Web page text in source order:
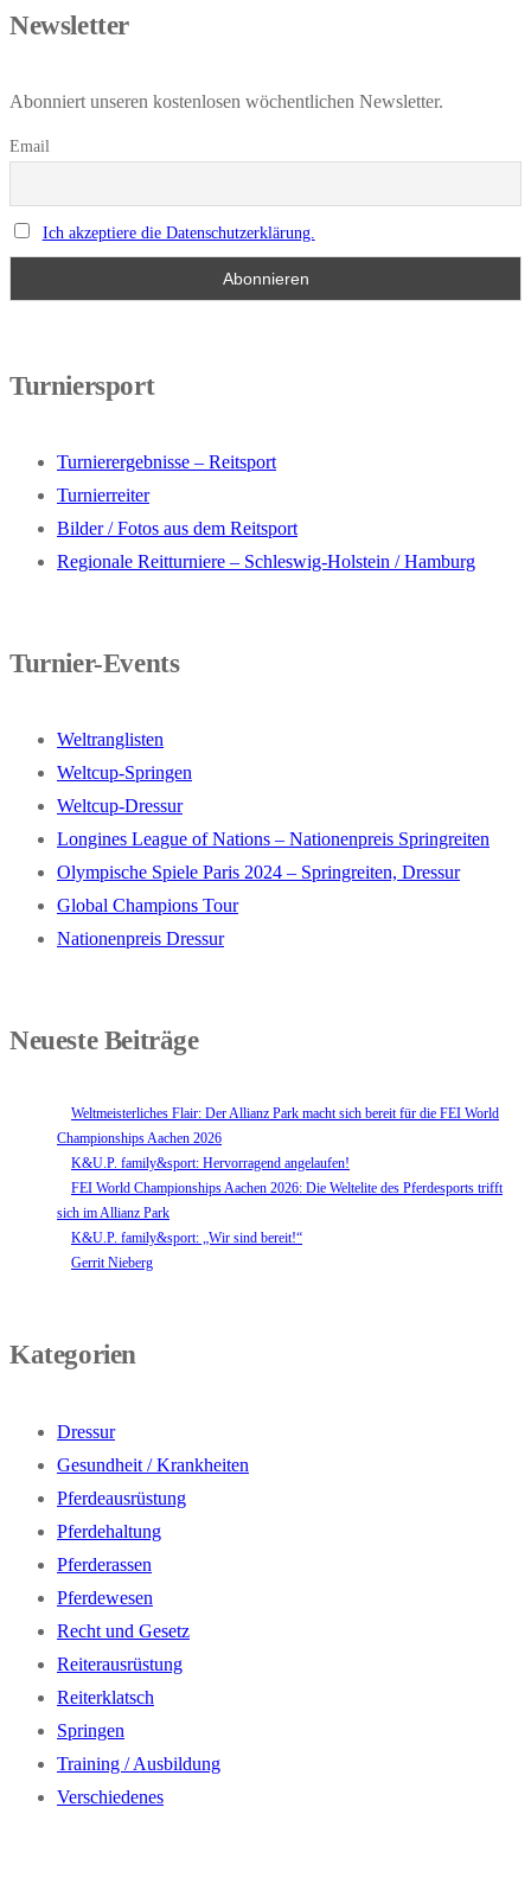
Newsletter
Abonniert unseren kostenlosen wöchentlichen Newsletter.
Email
Ich akzeptiere die Datenschutzerklärung.
Turniersport
Turnierergebnisse – Reitsport
Turnierreiter
Bilder / Fotos aus dem Reitsport
Regionale Reitturniere – Schleswig-Holstein / Hamburg
Turnier-Events
Weltranglisten
Weltcup-Springen
Weltcup-Dressur
Longines League of Nations – Nationenpreis Springreiten
Olympische Spiele Paris 2024 – Springreiten, Dressur
Global Champions Tour
Nationenpreis Dressur
Neueste Beiträge
Weltmeisterliches Flair: Der Allianz Park macht sich bereit für die FEI World
Championships Aachen 2026
K&U.P. family&sport: Hervorragend angelaufen!
FEI World Championships Aachen 2026: Die Weltelite des Pferdesports trifft
sich im Allianz Park
K&U.P. family&sport: „Wir sind bereit!“
Gerrit Nieberg
Kategorien
Dressur
Gesundheit / Krankheiten
Pferdeausrüstung
Pferdehaltung
Pferderassen
Pferdewesen
Recht und Gesetz
Reiterausrüstung
Reiterklatsch
Springen
Training / Ausbildung
Verschiedenes